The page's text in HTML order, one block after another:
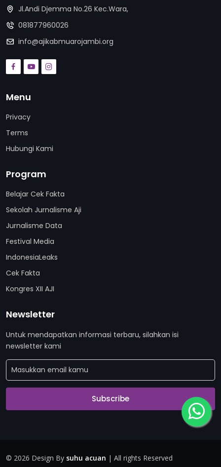
Jl.Andi Djemma No.26 Kec.Wara,
081877960026
info@ajikabmuarojambi.org
Menu
Privacy
Terms
Hubungi Kami
Program
Belajar Cek Fakta
Sekolah Jurnalisme Aji
Jurnalisme Data
Festival Media
IndonesiaLeaks
Cek Fakta
Kongres XII AJI
Newsletter
Untuk mendapatkan informasi terbaru, silahkan isi
newsletter kami
Subscribe
© 2026 Design By suhu acuan | All rights Reserved